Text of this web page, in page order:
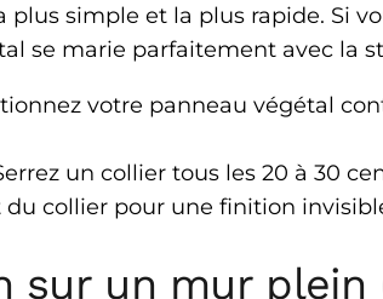
plus simple et la plus rapide. Si
se marie parfaitement avec la
votre panneau végétal
un collier tous les 20 à 30
du collier pour une finition
sur un mur